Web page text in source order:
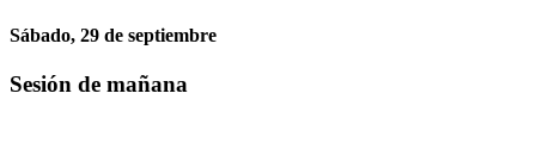
Sábado, 29 de septiembre
Sesión de mañana